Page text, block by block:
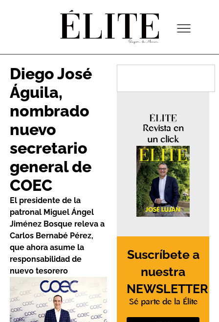
Diego José
Águila,
nombrado
nuevo
secretario
general de
COEC
El presidente de la
patronal Miguel Ángel
Jiménez Bosque releva a
Carlos Bernabé Pérez,
que ahora asume la
responsabilidad de
nuevo tesorero
Revista en
un click
Suscríbete a
nuestra
NEWSLETTER
Sé parte de la Élite